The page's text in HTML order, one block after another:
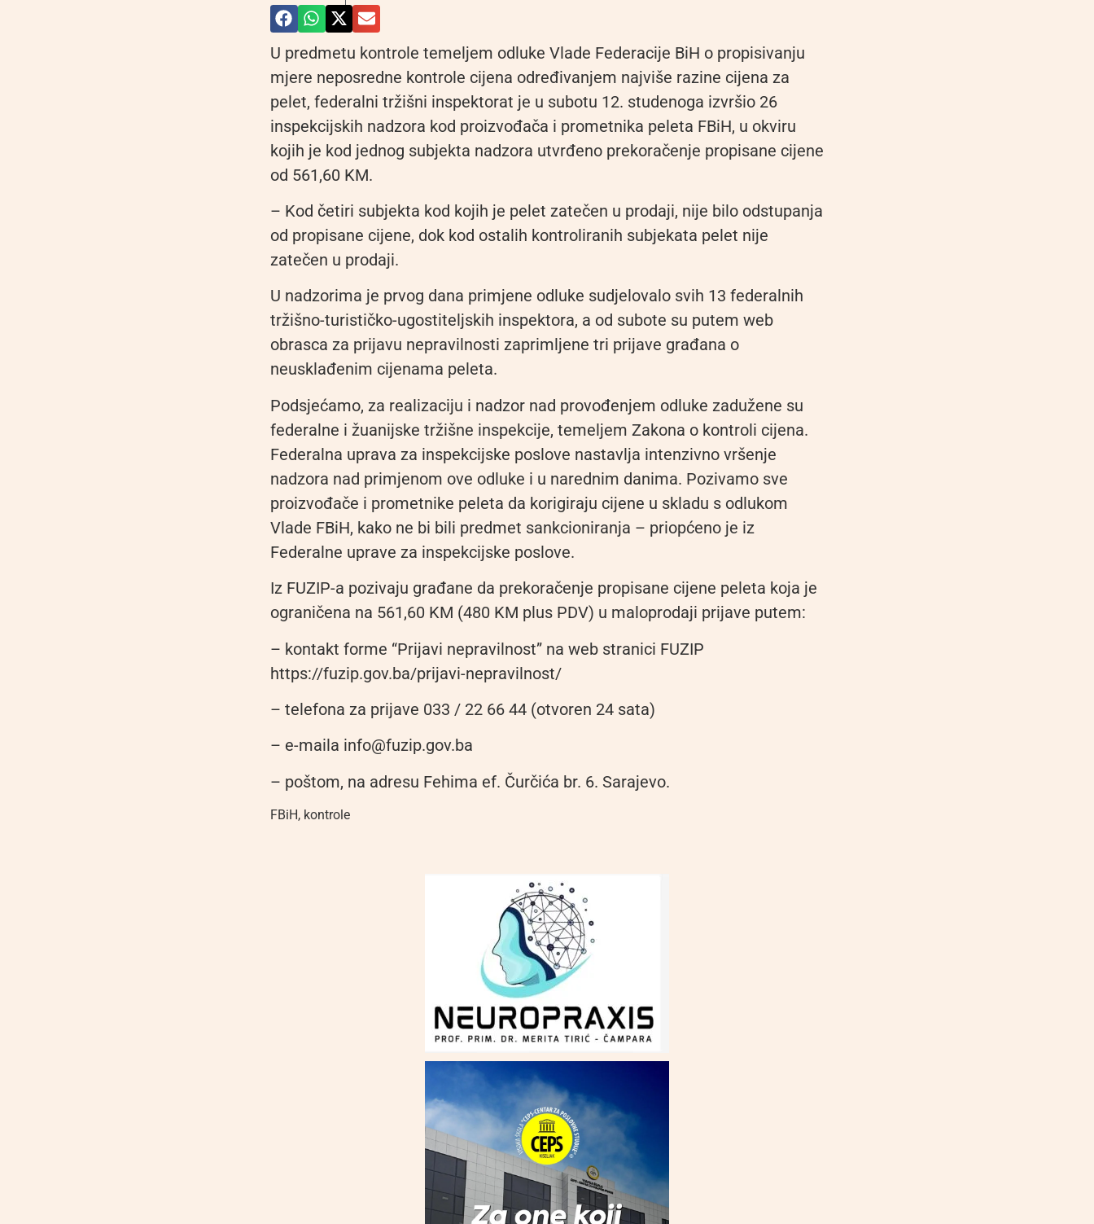
U predmetu kontrole temeljem odluke Vlade Federacije BiH o propisivanju
mjere neposredne kontrole cijena određivanjem najviše razine cijena za
pelet, federalni tržišni inspektorat je u subotu 12. studenoga izvršio 26
inspekcijskih nadzora kod proizvođača i prometnika peleta FBiH, u okviru
kojih je kod jednog subjekta nadzora utvrđeno prekoračenje propisane cijene
od 561,60 KM.
– Kod četiri subjekta kod kojih je pelet zatečen u prodaji, nije bilo odstupanja
od propisane cijene, dok kod ostalih kontroliranih subjekata pelet nije
zatečen u prodaji.
U nadzorima je prvog dana primjene odluke sudjelovalo svih 13 federalnih
tržišno-turističko-ugostiteljskih inspektora, a od subote su putem web
obrasca za prijavu nepravilnosti zaprimljene tri prijave građana o
neusklađenim cijenama peleta.
Podsjećamo, za realizaciju i nadzor nad provođenjem odluke zadužene su
federalne i žuanijske tržišne inspekcije, temeljem Zakona o kontroli cijena.
Federalna uprava za inspekcijske poslove nastavlja intenzivno vršenje
nadzora nad primjenom ove odluke i u narednim danima. Pozivamo sve
proizvođače i prometnike peleta da korigiraju cijene u skladu s odlukom
Vlade FBiH, kako ne bi bili predmet sankcioniranja – priopćeno je iz
Federalne uprave za inspekcijske poslove.
Iz FUZIP-a pozivaju građane da prekoračenje propisane cijene peleta koja je
ograničena na 561,60 KM (480 KM plus PDV) u maloprodaji prijave putem:
– kontakt forme “Prijavi nepravilnost” na web stranici FUZIP
https://fuzip.gov.ba/prijavi-nepravilnost/
– telefona za prijave 033 / 22 66 44 (otvoren 24 sata)
– e-maila info@fuzip.gov.ba
– poštom, na adresu Fehima ef. Čurčića br. 6. Sarajevo.
FBiH, kontrole